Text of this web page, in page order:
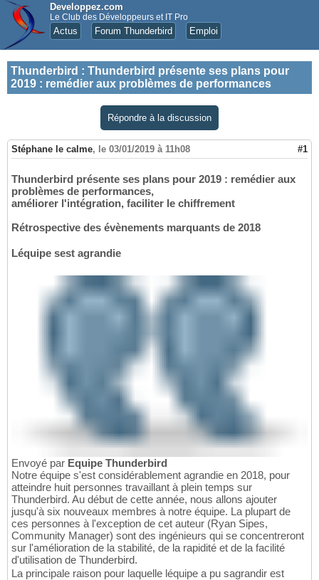
Developpez.com
Le Club des Développeurs et IT Pro
Actus Forum Thunderbird Emploi
Thunderbird : Thunderbird présente ses plans pour
2019 : remédier aux problèmes de performances
Répondre à la discussion
Stéphane le calme, le 03/01/2019 à 11h08 #1
Thunderbird présente ses plans pour 2019 : remédier aux
problèmes de performances,
améliorer l'intégration, faciliter le chiffrement
Rétrospective des évènements marquants de 2018
Léquipe sest agrandie
Envoyé par Equipe Thunderbird
Notre équipe s'est considérablement agrandie en 2018, pour
atteindre huit personnes travaillant à plein temps sur
Thunderbird. Au début de cette année, nous allons ajouter
jusqu'à six nouveaux membres à notre équipe. La plupart de
ces personnes à l'exception de cet auteur (Ryan Sipes,
Community Manager) sont des ingénieurs qui se concentreront
sur l'amélioration de la stabilité, de la rapidité et de la facilité
d'utilisation de Thunderbird.
La principale raison pour laquelle léquipe a pu sagrandir est